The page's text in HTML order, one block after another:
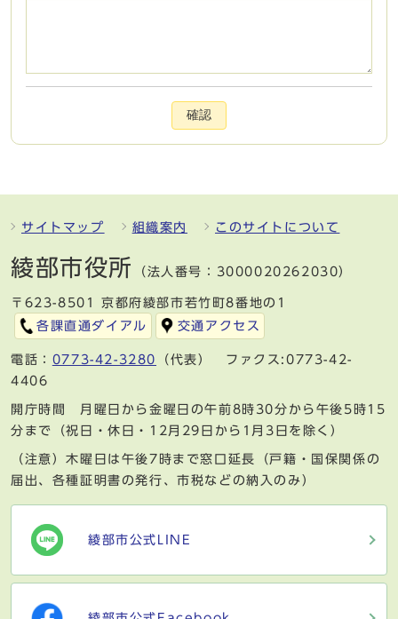
確認
サイトマップ 組織案内 このサイトについて
綾部市役所 （法人番号：3000020262030）
〒623-8501 京都府綾部市若竹町8番地の1
各課直通ダイアル
交通アクセス
電話： 0773-42-3280
（代表） ファクス:0773-42-
4406
開庁時間 月曜日から金曜日の午前8時30分から午後5時15
分まで（祝日・休日・12月29日から1月3日を除く）
（注意）木曜日は午後7時まで窓口延長（戸籍・国保関係の
届出、各種証明書の発行、市税などの納入のみ）
綾部市公式LINE